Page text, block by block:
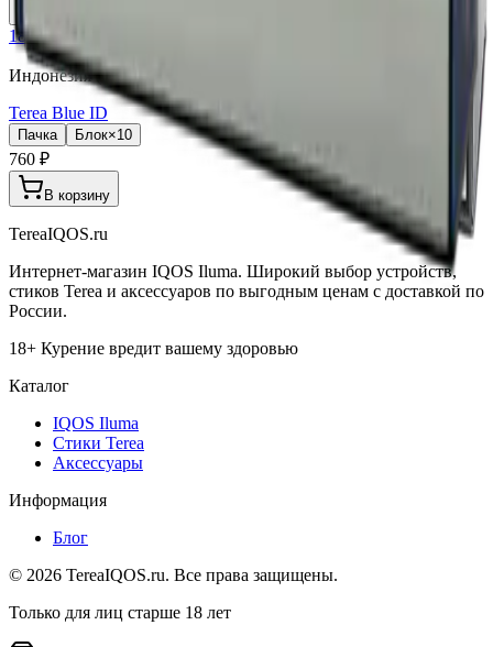
18+ Мне исполнилось 18 лет
Индонезия (ID)
Terea Blue ID
Пачка Блок×10
760 ₽
В корзину
TereaIQOS.ru
Интернет-магазин IQOS Iluma. Широкий выбор устройств,
стиков Terea и аксессуаров по выгодным ценам с доставкой по
России.
18+ Курение вредит вашему здоровью
Каталог
IQOS Iluma
Стики Terea
Аксессуары
Информация
Блог
© 2026 TereaIQOS.ru. Все права защищены.
Только для лиц старше 18 лет